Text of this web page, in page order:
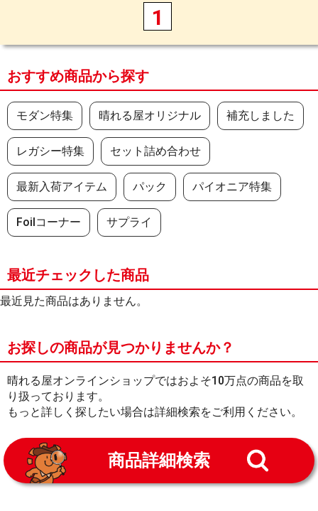
1
おすすめ商品から探す
モダン特集 晴れる屋オリジナル 補充しました
レガシー特集 セット詰め合わせ
最新入荷アイテム パック パイオニア特集
Foilコーナー サプライ
最近チェックした商品
最近見た商品はありません。
お探しの商品が見つかりませんか？
晴れる屋オンラインショップではおよそ10万点の商品を取
り扱っております。
もっと詳しく探したい場合は詳細検索をご利用ください。
商品詳細検索